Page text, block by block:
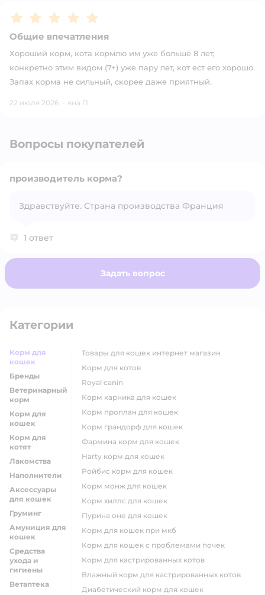
Рейтинг:5
Общие впечатления
Хороший корм, кота кормлю им уже больше 8 лет,
конкретно этим видом (7+) уже пару лет, кот ест его хорошо.
Запах корма не сильный, скорее даже приятный.
22 июля 2026 · яна П.
Вопросы покупателей
Открыть вопрос
производитель корма?
Здравствуйте. Страна производства Франция
1 ответ
Задать вопрос
Категории
Корм для
кошек
Бренды
Ветеринарный
корм
Корм для
кошек
Корм для
котят
Лакомства
Наполнители
Аксессуары
для кошек
Груминг
Амуниция для
кошек
Средства
ухода и
гигиены
Ветаптека
товары для кошек интернет магазин
корм для котов
royal canin
корм карника для кошек
корм проплан для кошек
корм грандорф для кошек
фармина корм для кошек
harty корм для кошек
ройбис корм для кошек
корм монж для кошек
корм хиллс для кошек
пурина оне для кошек
корм для кошек при мкб
корм для кошек с проблемами почек
Корм для кастрированных котов
влажный корм для кастрированных котов
диабетический корм для кошек